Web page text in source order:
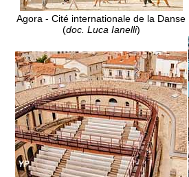
Agora - Cité internationale de la Danse
(doc. Luca Ianelli)